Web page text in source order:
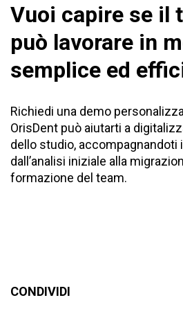
Vuoi capire se il
può lavorare in
semplice ed
Richiedi una demo
OrisDent può aiutarti a
dello studio, accompagnandoti
dall’analisi iniziale alla
formazione del team.
CONDIVIDI